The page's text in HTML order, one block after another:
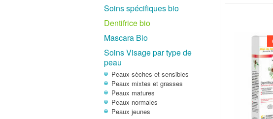
Soins spécifiques bio
Dentifrice bio
Mascara Bio
Soins Visage par type de
peau
Peaux sèches et sensibles
Peaux mixtes et grasses
Peaux matures
Peaux normales
Peaux jeunes